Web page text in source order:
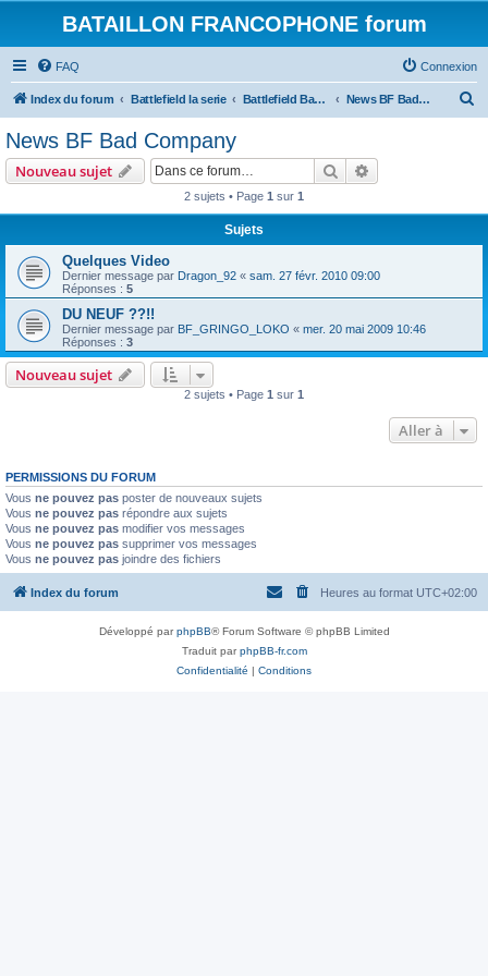
BATAILLON FRANCOPHONE forum
FAQ Connexion
Index du forum Battlefield la serie Battlefield Bad Compagnie et BC 2 News BF Bad Company
News BF Bad Company
Nouveau sujet Rechercher
2 sujets • Page 1 sur 1
Sujets
Quelques Video
Dernier message par Dragon_92 « sam. 27 févr. 2010 09:00
Réponses : 5
DU NEUF ??!!
Dernier message par BF_GRINGO_LOKO « mer. 20 mai 2009 10:46
Réponses : 3
Nouveau sujet
2 sujets • Page 1 sur 1
Aller à
PERMISSIONS DU FORUM
Vous ne pouvez pas poster de nouveaux sujets
Vous ne pouvez pas répondre aux sujets
Vous ne pouvez pas modifier vos messages
Vous ne pouvez pas supprimer vos messages
Vous ne pouvez pas joindre des fichiers
Index du forum Heures au format UTC+02:00
Développé parphpBB® Forum Software © phpBB Limited
Traduit parphpBB-fr.com
Confidentialité | Conditions